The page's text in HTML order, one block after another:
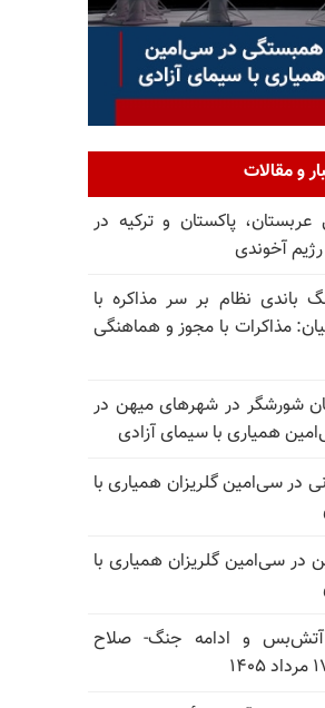
و مقالات
عربستان، پاکستان و ترکیه در
آخوندی
باندی نظام بر سر مذاکره با
مذاکرات با مجوز و هماهنگی
شورشگر در شهرهای میهن در
همیاری با سیمای آزادی
در سی‌امین گلریزان همیاری با
در سی‌امین گلریزان همیاری با
آتش‌بس و ادامه جنگ- صلاح